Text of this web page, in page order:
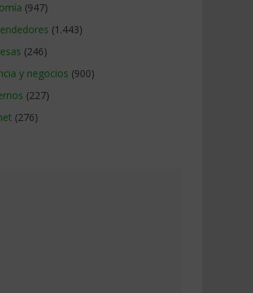
(947)
(1.443)
(246)
y negocios (900)
(227)
(276)